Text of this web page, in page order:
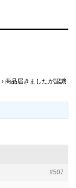
› 商品届きましたが認識
#507